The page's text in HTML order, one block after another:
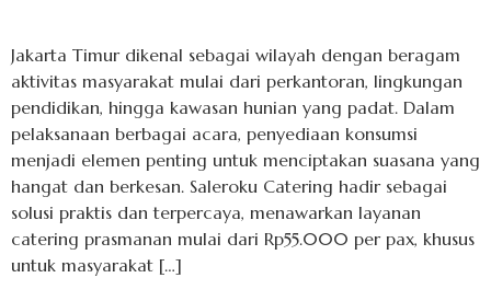
Jakarta Timur dikenal sebagai wilayah dengan beragam
aktivitas masyarakat mulai dari perkantoran, lingkungan
pendidikan, hingga kawasan hunian yang padat. Dalam
pelaksanaan berbagai acara, penyediaan konsumsi
menjadi elemen penting untuk menciptakan suasana yang
hangat dan berkesan. Saleroku Catering hadir sebagai
solusi praktis dan terpercaya, menawarkan layanan
catering prasmanan mulai dari Rp55.000 per pax, khusus
untuk masyarakat […]